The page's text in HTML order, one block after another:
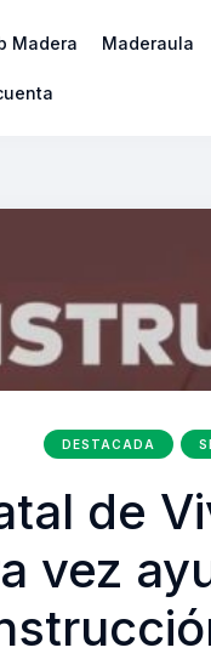
Madera Maderaula
DESTACADA
de
vez